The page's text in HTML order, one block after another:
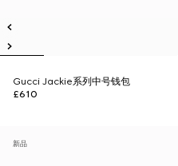
Gucci Jackie系列中号钱包
£610
新品